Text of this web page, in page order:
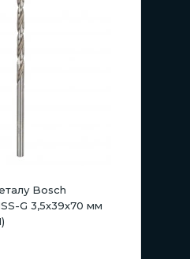
Bosch
G 3,5х39х70 мм